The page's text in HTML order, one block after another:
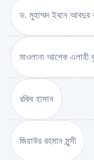
ড. মুহাম্মদ ইবনে আবদুর
মাওলানা আশেক এলাহী
রকিব হাসান
জিয়াউর রহমান মুন্সী